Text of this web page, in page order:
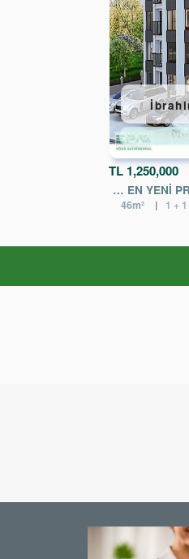
TL1,250,000
EPA UĞURDAN KONURALPİN EN YENİ PROJESİNDE SATILIK 1+1 DAİRELER
46m² 1 + 1